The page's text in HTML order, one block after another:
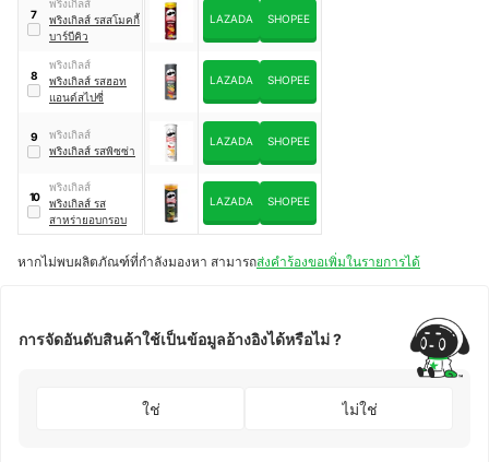
7
พริงเกิลส์
พริงเกิลส์ รสสโมคกี้
บาร์บีคิว
LAZADA SHOPEE
8
พริงเกิลส์
พริงเกิลส์ รสฮอท
แอนด์สไปซี่
LAZADA SHOPEE
9
พริงเกิลส์
พริงเกิลส์ รสพิซซ่า
LAZADA SHOPEE
10
พริงเกิลส์
พริงเกิลส์ รส
สาหร่ายอบกรอบ
LAZADA SHOPEE
หากไม่พบผลิตภัณฑ์ที่กำลังมองหา สามารถส่งคำร้องขอเพิ่มในรายการได้
การจัดอันดับสินค้าใช้เป็นข้อมูลอ้างอิงได้หรือไม่ ?
ใช่ ไม่ใช่